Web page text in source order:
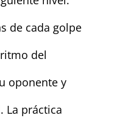
de cada golpe
del
oponente y
La práctica